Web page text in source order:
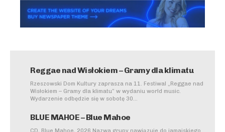
Reggae nad Wisłokiem – Gramy dla klimatu
Rzeszowski Dom Kultury zaprasza na 11. Festiwal „Reggae nad
Wisłokiem – Gramy dla klimatu” w wydaniu world music.
Wydarzenie odbędzie się w sobotę 30...
BLUE MAHOE – Blue Mahoe